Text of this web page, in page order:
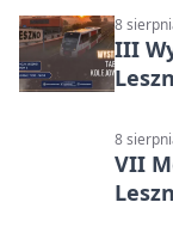
8
III
8
VII